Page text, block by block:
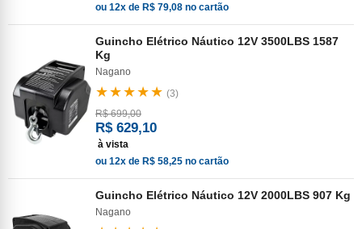
ou 12x de R$ 79,08 no cartão
Guincho Elétrico Náutico 12V 3500LBS 1587
Kg
Nagano
★★★★★ (3)
R$ 699,00
R$ 629,10
à vista
ou 12x de R$ 58,25 no cartão
Guincho Elétrico Náutico 12V 2000LBS 907 Kg
Nagano